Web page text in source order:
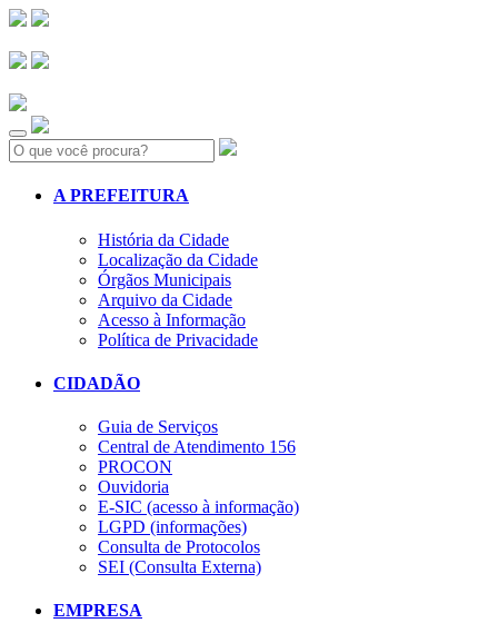
Search:
A PREFEITURA
História da Cidade
Localização da Cidade
Órgãos Municipais
Arquivo da Cidade
Acesso à Informação
Política de Privacidade
CIDADÃO
Guia de Serviços
Central de Atendimento 156
PROCON
Ouvidoria
E-SIC (acesso à informação)
LGPD (informações)
Consulta de Protocolos
SEI (Consulta Externa)
EMPRESA